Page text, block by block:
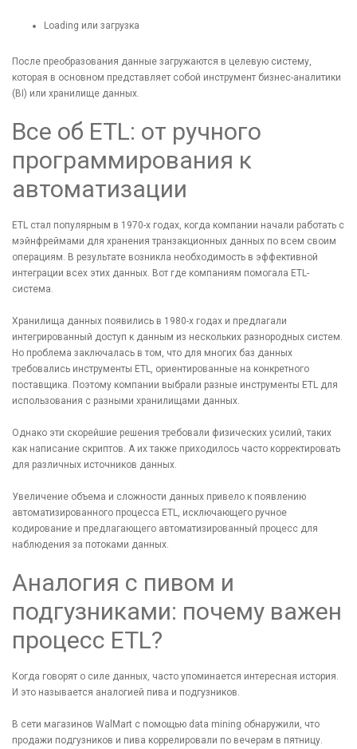
Loading или загрузка
После преобразования данные загружаются в целевую систему,
которая в основном представляет собой инструмент бизнес-аналитики
(BI) или хранилище данных.
Все об ETL: от ручного
программирования к
автоматизации
ETL стал популярным в 1970-х годах, когда компании начали работать с
мэйнфреймами для хранения транзакционных данных по всем своим
операциям. В результате возникла необходимость в эффективной
интеграции всех этих данных. Вот где компаниям помогала ETL-
система.
Хранилища данных появились в 1980-х годах и предлагали
интегрированный доступ к данным из нескольких разнородных систем.
Но проблема заключалась в том, что для многих баз данных
требовались инструменты ETL, ориентированные на конкретного
поставщика. Поэтому компании выбрали разные инструменты ETL для
использования с разными хранилищами данных.
Однако эти скорейшие решения требовали физических усилий, таких
как написание скриптов. А их также приходилось часто корректировать
для различных источников данных.
Увеличение объема и сложности данных привело к появлению
автоматизированного процесса ETL, исключающего ручное
кодирование и предлагающего автоматизированный процесс для
наблюдения за потоками данных.
Аналогия с пивом и
подгузниками: почему важен
процесс ETL?
Когда говорят о силе данных, часто упоминается интересная история.
И это называется аналогией пива и подгузников.
В сети магазинов WalMart с помощью data mining обнаружили, что
продажи подгузников и пива коррелировали по вечерам в пятницу.